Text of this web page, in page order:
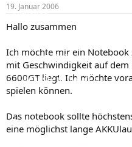
Aktuelles
Neue Beiträge
Neueste Aktivitäten
Regeln
e
r
t
a
19. Januar 2006
Hallo zusammen
Ich möchte mir ein Notebook
mit Geschwindigkeit auf dem
6600GT liegt. Ich möchte
spielen können.
Das notebook sollte
eine möglichst lange